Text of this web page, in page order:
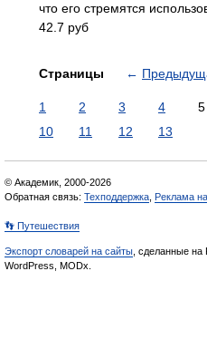
что его стремятся
42.7 руб
Страницы ←
1 2 3 4 5
10
11 12 13
© Академик, 2000-2026
Обратная связь: Техподдержка Реклама
👣 Путешествия
Экспорт словарей на сайты , сделанные на
WordPress, MODx.